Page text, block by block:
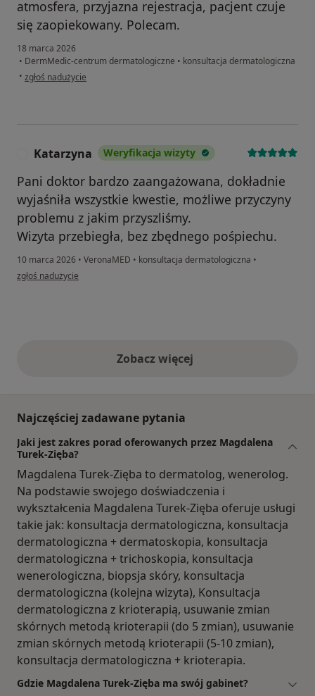
atmosfera, przyjazna rejestracja, pacjent czuje
się zaopiekowany. Polecam.
18 marca 2026
• DermMedic-centrum dermatologiczne • konsultacja dermatologiczna
• w opinii użytkownika Anna B.
zgłoś nadużycie
Katarzyna Weryfikacja wizyty
Pani doktor bardzo zaangażowana, dokładnie
wyjaśniła wszystkie kwestie, możliwe przyczyny
problemu z jakim przyszliśmy.
Wizyta przebiegła, bez zbędnego pośpiechu.
10 marca 2026 • VeronaMED • konsultacja dermatologiczna •
w opinii użytkownika Katarzyna
zgłoś nadużycie
Zobacz więcejopinie powyżej
Najczęściej zadawane pytania
Jaki jest zakres porad oferowanych przez Magdalena
Turek-Zięba?
Magdalena Turek-Zięba to dermatolog, wenerolog.
Na podstawie swojego doświadczenia i
wykształcenia Magdalena Turek-Zięba oferuje usługi
takie jak: konsultacja dermatologiczna, konsultacja
dermatologiczna + dermatoskopia, konsultacja
dermatologiczna + trichoskopia, konsultacja
wenerologiczna, biopsja skóry, konsultacja
dermatologiczna (kolejna wizyta), Konsultacja
dermatologiczna z krioterapią, usuwanie zmian
skórnych metodą krioterapii (do 5 zmian), usuwanie
zmian skórnych metodą krioterapii (5-10 zmian),
konsultacja dermatologiczna + krioterapia.
Gdzie Magdalena Turek-Zięba ma swój gabinet?